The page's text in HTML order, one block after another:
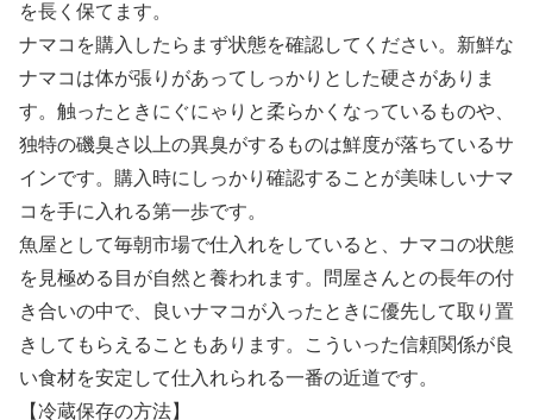
を長く保てます。
ナマコを購入したらまず状態を確認してください。新鮮な
ナマコは体が張りがあってしっかりとした硬さがありま
す。触ったときにぐにゃりと柔らかくなっているものや、
独特の磯臭さ以上の異臭がするものは鮮度が落ちているサ
インです。購入時にしっかり確認することが美味しいナマ
コを手に入れる第一歩です。
魚屋として毎朝市場で仕入れをしていると、ナマコの状態
を見極める目が自然と養われます。問屋さんとの長年の付
き合いの中で、良いナマコが入ったときに優先して取り置
きしてもらえることもあります。こういった信頼関係が良
い食材を安定して仕入れられる一番の近道です。
【冷蔵保存の方法】